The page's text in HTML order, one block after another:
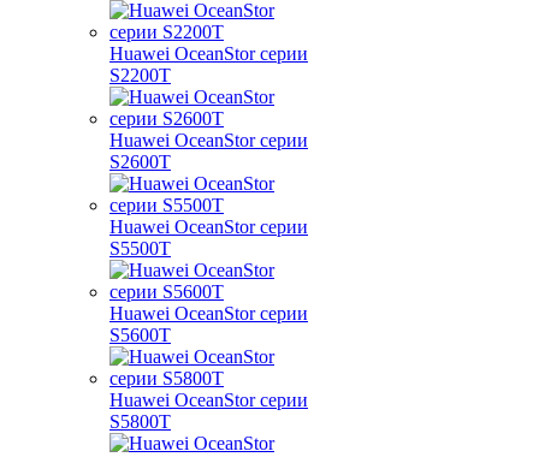
Huawei OceanStor серии
S2200T
Huawei OceanStor серии
S2600T
Huawei OceanStor серии
S5500T
Huawei OceanStor серии
S5600T
Huawei OceanStor серии
S5800T